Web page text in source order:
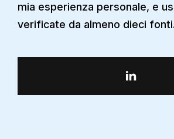
mia esperienza personale, e
verificate da almeno dieci